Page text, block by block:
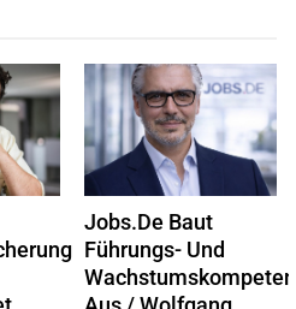
Jobs.de Baut
Führungs- Und
Wachstumskompetenz